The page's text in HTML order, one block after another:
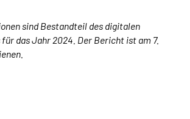
sind Bestandteil des digitalen
das Jahr 2024. Der Bericht ist am 7.